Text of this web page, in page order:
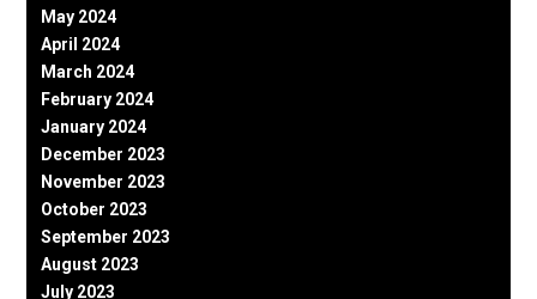
May 2024
April 2024
March 2024
February 2024
January 2024
December 2023
November 2023
October 2023
September 2023
August 2023
July 2023